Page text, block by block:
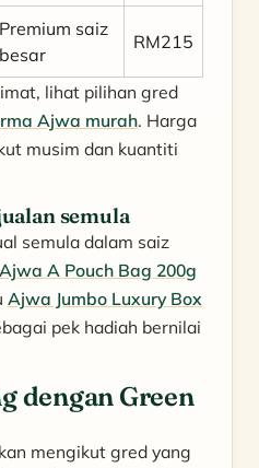
Premium saiz
besar
RM215
lihat pilihan gred
Ajwa murah. Harga
musim dan kuantiti
semula
semula dalam saiz
Ajwa A Pouch Bag 200g
Ajwa Jumbo Luxury Box
pek hadiah bernilai
dengan Green
mengikut gred yang